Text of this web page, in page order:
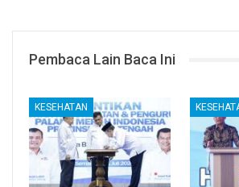
Pembaca Lain Baca Ini
KESEHATAN